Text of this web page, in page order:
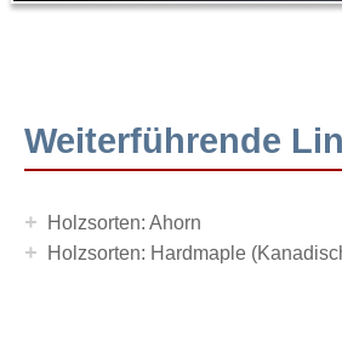
Weiterführende
+ Holzsorten: Ahorn
+ Holzsorten: Hardmaple